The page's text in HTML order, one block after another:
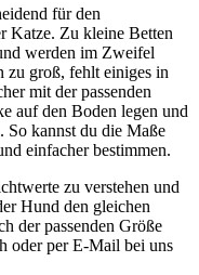
für den
Katze. Zu kleine Betten
werden im Zweifel
zu groß, fehlt einiges in
mit der passenden
auf den Boden legen und
So kannst du die Maße
einfacher bestimmen.
zu verstehen und
Hund den gleichen
der passenden Größe
oder per E-Mail bei uns